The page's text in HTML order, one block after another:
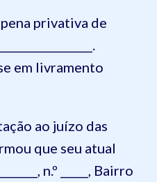
privativa de
em livramento
ao juízo das
que seu atual
n.º _____, Bairro